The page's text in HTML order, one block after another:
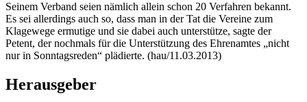
Seinem Verband seien nämlich allein schon 20 Verfahren bekannt.
Es sei allerdings auch so, dass man in der Tat die Vereine zum
Klagewege ermutige und sie dabei auch unterstütze, sagte der
Petent, der nochmals für die Unterstützung des Ehrenamtes „nicht
nur in Sonntagsreden“ plädierte. (hau/11.03.2013)
Herausgeber